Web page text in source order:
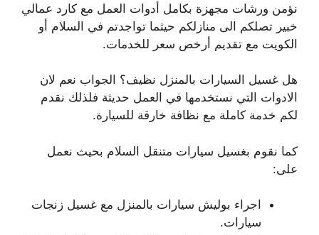
نؤمن ورشات مجهزة بكامل أدوات العمل مع كارد عمالي
خبير تصلكم الى منازلكم حيثما تواجدتم في السلام أو
الكويت مع تقديم أرخص سعر للخدمات.
هل غسيل السيارات بالمنزل نظيف؟ الجواب نعم لان
الادوات التي نستخدمها في العمل حديثة فلذلك نقدم
لكم خدمة كاملة مع نظافة خارقة للسيارة.
كما نقوم بغسيل سيارات متنقل السلام بحيث نعمل
على:
اجراء بوليش سيارات بالمنزل مع غسيل زنجات
سيارات.